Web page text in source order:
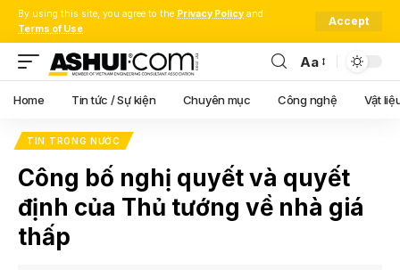
By using this site, you agree to the Privacy Policy and
Terms of Use.
Accept
Font
Resizer
Aa
Home Tin tức / Sự kiện Chuyên mục Công nghệ Vật
TIN TRONG NƯỚC
Công bố nghị quyết và quyết
định của Thủ tướng về nhà giá
thấp